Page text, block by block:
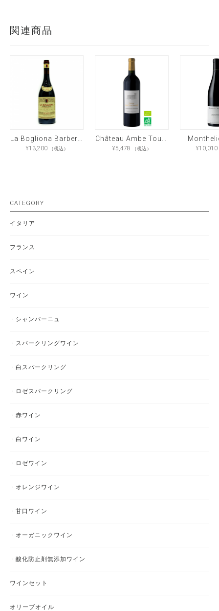
関連商品
¥13,200 （税込）
ョ
品
ジ
選
択
¥5,478 （税込） ¥10,010
CATEGORY
イタリア
フランス
スペイン
ワイン
シャンパーニュ
スパークリングワイン
白スパークリング
ロゼスパークリング
赤ワイン
白ワイン
ロゼワイン
オレンジワイン
甘口ワイン
オーガニックワイン
酸化防止剤無添加ワイン
ワインセット
オリーブオイル